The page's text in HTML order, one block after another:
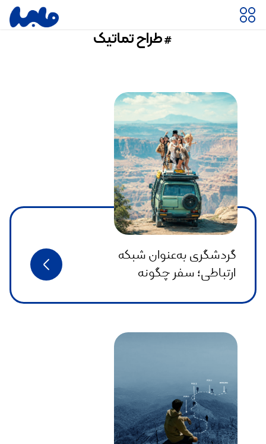
#طراح تماتیک
گردشگری به‌عنوان شبکه
ارتباطی؛ سفر چگونه